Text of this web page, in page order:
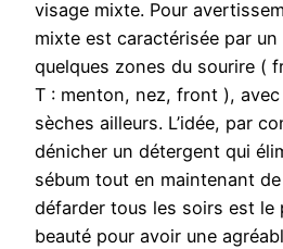
visage mixte. Pour
mixte est caractérisée par
quelques zones du sourire (
T : menton, nez, front ),
sèches ailleurs. L’idée, par
dénicher un détergent qui
sébum tout en maintenant
défarder tous les soirs est le
beauté pour avoir une